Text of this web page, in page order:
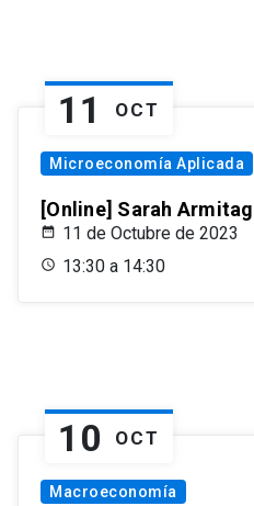
11 OCT
Microeconomía Aplicada
[Online] Sarah
11 de Octubre de 2023
13:30 a 14:30
10 OCT
Macroeconomía